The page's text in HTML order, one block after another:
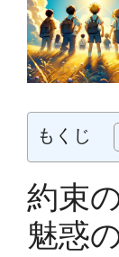
もくじ
約束
魅惑